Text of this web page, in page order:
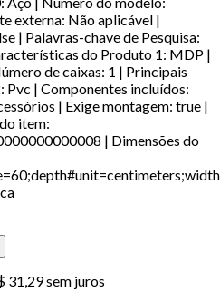
externa: Não aplicável |
| Palavras-chave de Pesquisa:
do Produto 1: MDP |
de caixas: 1 | Principais
| Componentes incluídos:
| Exige montagem: true |
item:
| Dimensões do
31,29 sem juros